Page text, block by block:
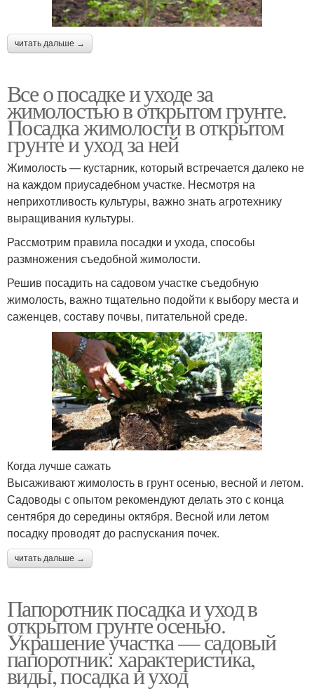
читать дальше →
Все о посадке и уходе за
жимолостью в открытом грунте.
Посадка жимолости в открытом
грунте и уход за ней
Жимолость — кустарник, который встречается далеко не
на каждом приусадебном участке. Несмотря на
неприхотливость культуры, важно знать агротехнику
выращивания культуры.
Рассмотрим правила посадки и ухода, способы
размножения съедобной жимолости.
Решив посадить на садовом участке съедобную
жимолость, важно тщательно подойти к выбору места и
саженцев, составу почвы, питательной среде.
Когда лучше сажать
Высаживают жимолость в грунт осенью, весной и летом.
Садоводы с опытом рекомендуют делать это с конца
сентября до середины октября. Весной или летом
посадку проводят до распускания почек.
читать дальше →
Папоротник посадка и уход в
открытом грунте осенью.
Украшение участка — садовый
папоротник: характеристика,
виды, посадка и уход